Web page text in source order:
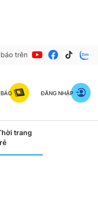
trên
ĐĂNG NHẬP
trang